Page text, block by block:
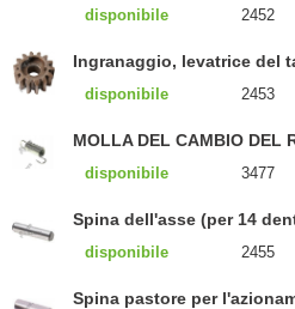
disponibile 2452
Ingranaggio, levatrice del
disponibile 2453
MOLLA DEL CAMBIO DEL
disponibile 3477
Spina dell'asse (per 14
disponibile 2455
Spina pastore per